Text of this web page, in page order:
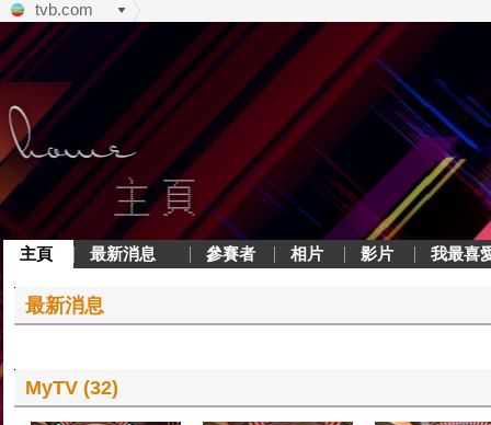
tvb.com
主頁 最新消息 參賽者 相片 影片 我最喜
最新消息
MyTV (32)